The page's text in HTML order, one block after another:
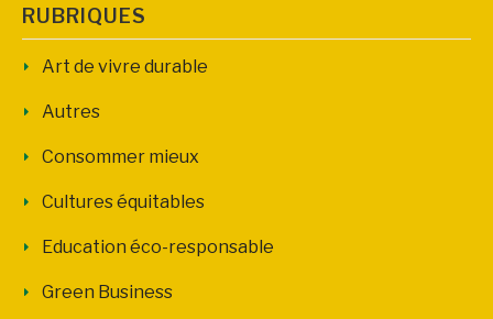
RUBRIQUES
Art de vivre durable
Autres
Consommer mieux
Cultures équitables
Education éco-responsable
Green Business